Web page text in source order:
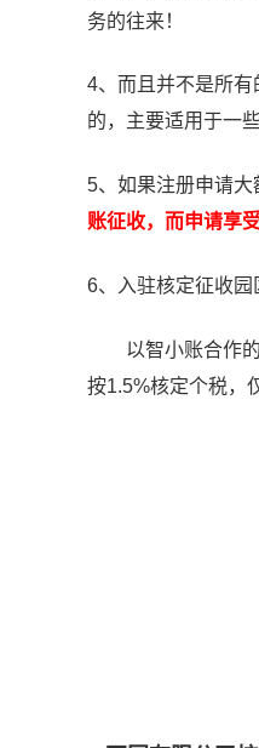
务的往来！
4、而且并不是所
的，主要适用于一
5、如果注册申请大
账征收，而申请享
6、入驻核定征收园
以智小账合作的
按1.5%核定个税，